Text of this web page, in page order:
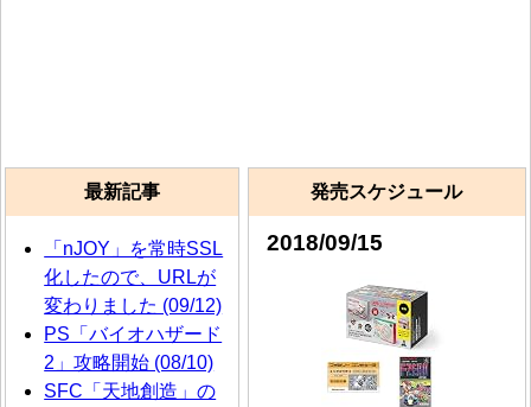
最新記事
「nJOY」を常時SSL
化したので、URLが
変わりました (09/12)
PS「バイオハザード
2」攻略開始 (08/10)
SFC「天地創造」の
発売スケジュール
2018/09/15